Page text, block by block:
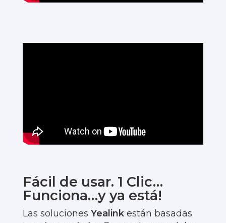
Fácil de usar. 1 Clic…
Funciona…y ya está!
Las soluciones Yealink están basadas